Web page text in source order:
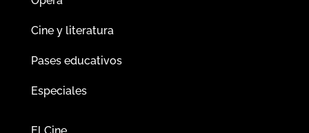
Cine y literatura
Pases educativos
Especiales